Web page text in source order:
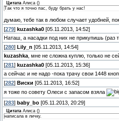
Цитата Алиса ()
Так что я точно пас, буду брать у нас!
думаю, тебе так в любом случает удобней,
[279] kuzashka0 [05.11.2013, 14:52]
Наташ, а насадки под них не прикупишь (раз
[280] Lily_n [05.11.2013, 14:54]
kuzashka , мне не сложна куплю, только не
[281 ] kuzashka0 [05.11.2013, 15:36]
а сейчас и не надо -пока трачу свои 1448
[282] Виски [05.11.2013, 16:52]
я тоже по совету Олеси с запасом взяла
[283] baby_bo [05.11.2013, 20:29]
Цитата Алиса ()
написала в личку.